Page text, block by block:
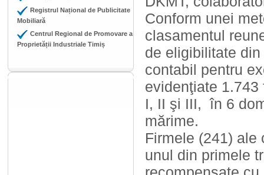
Registrul Național de Publicitate
Mobiliară
Centrul Regional de Promovare a
Proprietății Industriale Timiș
Conform unei
clasamentul
de eligibilitate
contabil pentru
evidenţiate
I, II şi III, în 6
mărime.
Firmele (241) ale
unul din primele